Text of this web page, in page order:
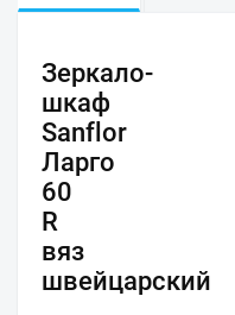
Зеркало-
шкаф
Sanflor
Ларго
60
R
вяз
швейцарский